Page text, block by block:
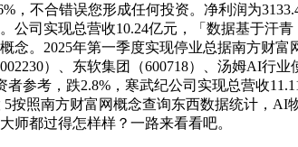
，不合错误您形成任何投资。净利润为
公司实现总营收10.24亿元，「数据基于汗
念。2025年第一季度实现停业总据南方财
002230）、东软集团（600718）、汤姆AI
者参考，跌2.8%，寒武纪公司实现总营收
按照南方财富网概念查询东西数据统计，AI
师都过得怎样样？一路来看看吧。